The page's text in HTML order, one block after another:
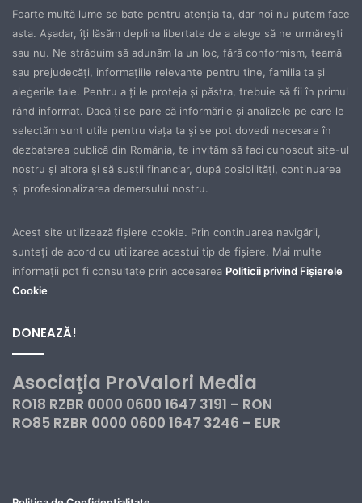
Foarte multă lume se bate pentru atenţia ta, dar noi nu putem face
asta. Aşadar, îţi lăsăm deplina libertate de a alege să ne urmăreşti
sau nu. Ne străduim să adunăm la un loc, fără conformism, teamă
sau prejudecăţi, informaţiile relevante pentru tine, familia ta şi
alegerile tale. Pentru a ţi le proteja şi păstra, trebuie să fii în primul
rând informat. Dacă ţi se pare că informările şi analizele pe care le
selectăm sunt utile pentru viaţa ta şi se pot dovedi necesare în
dezbaterea publică din România, te invităm să faci cunoscut site-ul
nostru şi altora şi să susţii financiar, după posibilităţi, continuarea
şi profesionalizarea demersului nostru.
Acest site utilizează fișiere cookie. Prin continuarea navigării,
sunteți de acord cu utilizarea acestui tip de fișiere. Mai multe
informații pot fi consultate prin accesarea Politicii privind Fișierele
Cookie
DONEAZĂ!
Asociaţia ProValori Media
RO18 RZBR 0000 0600 1647 3191 – RON
RO85 RZBR 0000 0600 1647 3246 – EUR